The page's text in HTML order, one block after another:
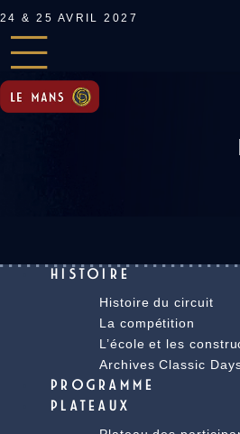
24 & 25 AVRIL 2027
HISTOIRE
Histoire du circuit
La compétition
L’école et les
Archives Classic
PROGRAMME
PLATEAUX